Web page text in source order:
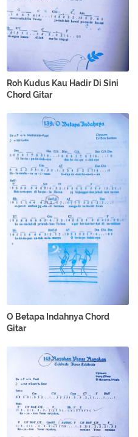
Roh Kudus Kau Hadir Di Sini
Chord Gitar
O Betapa Indahnya Chord
Gitar